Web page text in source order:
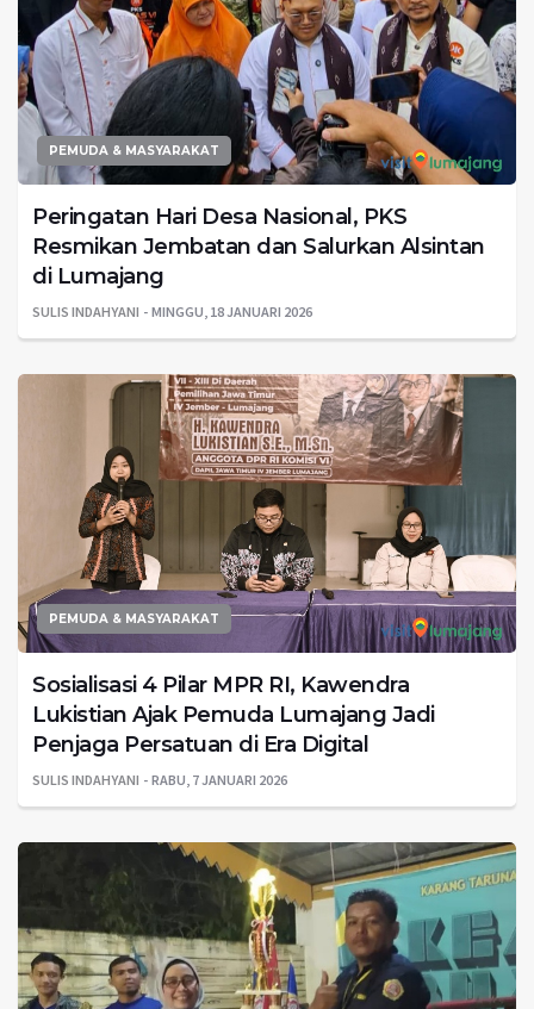
PEMUDA & MASYARAKAT
Peringatan Hari Desa Nasional, PKS
Resmikan Jembatan dan Salurkan Alsintan
di Lumajang
SULIS INDAHYANI MINGGU, 18 JANUARI 2026
PEMUDA & MASYARAKAT
Sosialisasi 4 Pilar MPR RI, Kawendra
Lukistian Ajak Pemuda Lumajang Jadi
Penjaga Persatuan di Era Digital
SULIS INDAHYANI RABU, 7 JANUARI 2026